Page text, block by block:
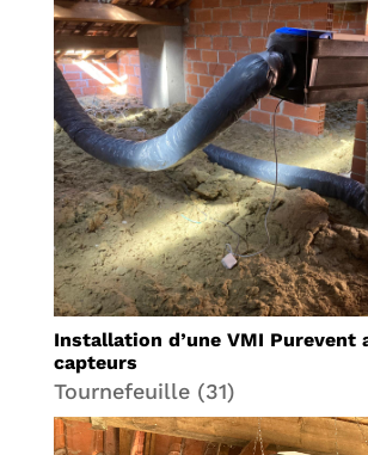
Installation d’une VMI Purevent
capteurs
Tournefeuille (31)